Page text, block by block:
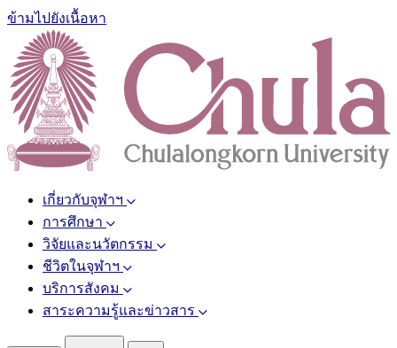
ข้ามไปยังเนื้อหา
เกี่ยวกับจุฬาฯ
การศึกษา
วิจัยและนวัตกรรม
ชีวิตในจุฬาฯ
บริการสังคม
สาระความรู้และข่าวสาร